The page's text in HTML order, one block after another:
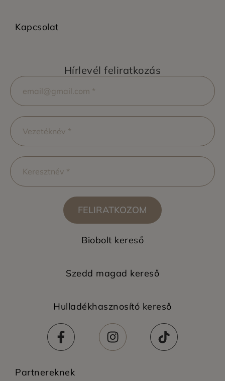
Kapcsolat
Hírlevél feliratkozás
FELIRATKOZOM
Biobolt kereső
Szedd magad kereső
Hulladékhasznosító kereső
Partnereknek